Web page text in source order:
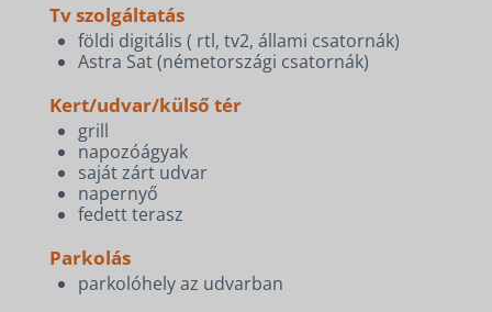
Tv szolgáltatás
földi digitális ( rtl, tv2, állami csatornák)
Astra Sat (németországi csatornák)
Kert/udvar/külső tér
grill
napozóágyak
saját zárt udvar
napernyő
fedett terasz
Parkolás
parkolóhely az udvarban